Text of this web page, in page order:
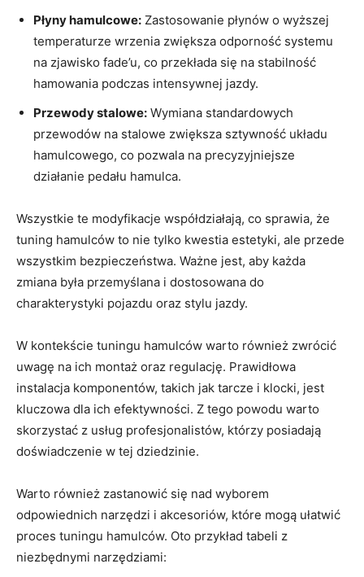
Płyny hamulcowe: Zastosowanie płynów o wyższej
temperaturze wrzenia zwiększa odporność systemu
na zjawisko fade’u, co przekłada się na stabilność
hamowania podczas intensywnej jazdy.
Przewody stalowe: Wymiana standardowych
przewodów na stalowe zwiększa sztywność układu
hamulcowego, co pozwala na precyzyjniejsze
działanie pedału hamulca.
Wszystkie te modyfikacje współdziałają, co sprawia, że
tuning hamulców to nie tylko kwestia estetyki, ale przede
wszystkim bezpieczeństwa. Ważne jest, aby każda
zmiana była przemyślana i dostosowana do
charakterystyki pojazdu oraz stylu jazdy.
W kontekście tuningu hamulców warto również zwrócić
uwagę na ich montaż oraz regulację. Prawidłowa
instalacja komponentów, takich jak tarcze i klocki, jest
kluczowa dla ich efektywności. Z tego powodu warto
skorzystać z usług profesjonalistów, którzy posiadają
doświadczenie w tej dziedzinie.
Warto również zastanowić się nad wyborem
odpowiednich narzędzi i akcesoriów, które mogą ułatwić
proces tuningu hamulców. Oto przykład tabeli z
niezbędnymi narzędziami: